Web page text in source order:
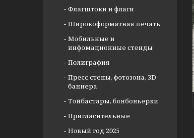
Флагштоки и флаги
Широкоформатная печать
Мобильные и
инфомационные стенды
Полиграфия
Пресс стены, фотозона, ЗD
баннера
Тойбастары, бонбоньерки
Пригласительные
Новый год 2025